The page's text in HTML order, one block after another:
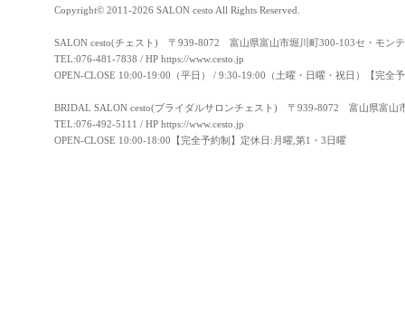
Copyright© 2011-2026 SALON cesto All Rights Reserved.
SALON cesto(チェスト) 〒939-8072 富山県富山市堀川町300-103セ・モン
TEL:076-481-7838 / HP https://www.cesto.jp
OPEN-CLOSE 10:00-19:00（平日） / 9:30-19:00（土曜・日曜・祝日）【完全
BRIDAL SALON cesto(ブライダルサロンチェスト) 〒939-8072 富山県富山
TEL:076-492-5111 / HP https://www.cesto.jp
OPEN-CLOSE 10:00-18:00【完全予約制】定休日:月曜,第1・3日曜